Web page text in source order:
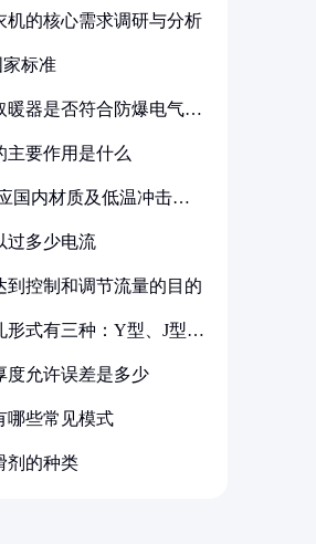
机的核心需求调研与分析
标准
暖器是否符合防爆电气设
主要作用是什么
国内材质及低温冲击要
过多少电流
到控制和调节流量的目的
形式有三种：Y型、J型、
度允许误差是多少
哪些常见模式
剂的种类